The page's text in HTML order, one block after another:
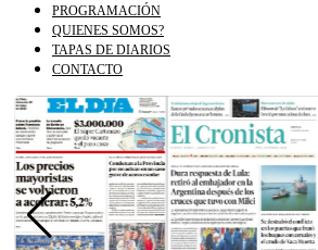
PROGRAMACIÓN
QUIENES SOMOS?
TAPAS DE DIARIOS
CONTACTO